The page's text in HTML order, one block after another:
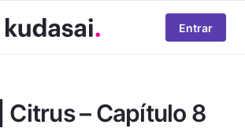
Entrar
Citrus – Capítulo 8